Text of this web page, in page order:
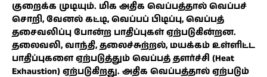
குறைக்க முடியும். மிக அதிக வெப்பத்தால் வெப்பச்
சொறி, வேனல் கட்டி, வெப்பப் பிடிப்பு, வெப்பத்
தசைவலிப்பு போன்ற பாதிப்புகள் ஏற்படுகின்றன.
தலைவலி, வாந்தி, தலைச்சுற்றல், மயக்கம் உள்ளிட்ட
பாதிப்புகளை ஏற்படுத்தும் வெப்பத் தளர்ச்சி (Heat
Exhaustion) ஏற்படுகிறது. அதிக வெப்பத்தால் ஏற்படும்